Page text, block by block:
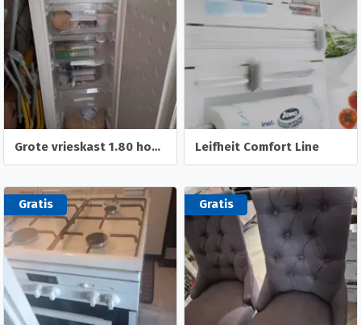
Grote vrieskast 1.80 hoog wegens verhuizing Leifheit Comfort Line
Gratis Gratis